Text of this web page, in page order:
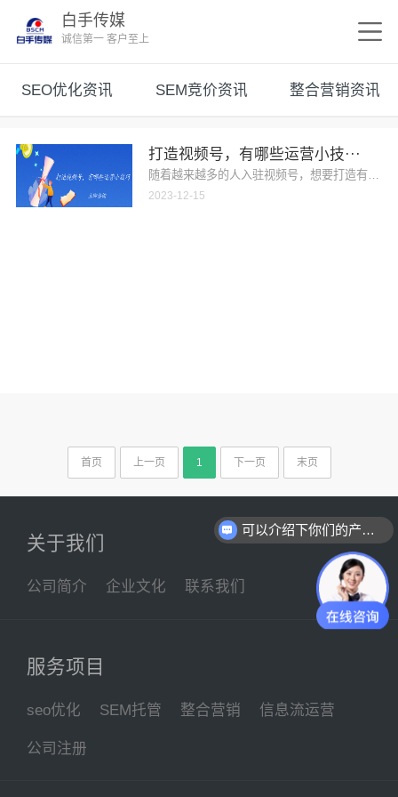
白手传媒
诚信第一 客户至上
SEO优化资讯 SEM竞价资讯 整合营销资讯
打造视频号，有哪些运营小技···
随着越来越多的人入驻视频号，想要打造有个
2023-12-15
首页 上一页 1 下一页 末页
关于我们
公司简介 企业文化 联系我们
服务项目
seo优化 SEM托管 整合营销 信息流运营
公司注册
可以介绍下你们的产品么